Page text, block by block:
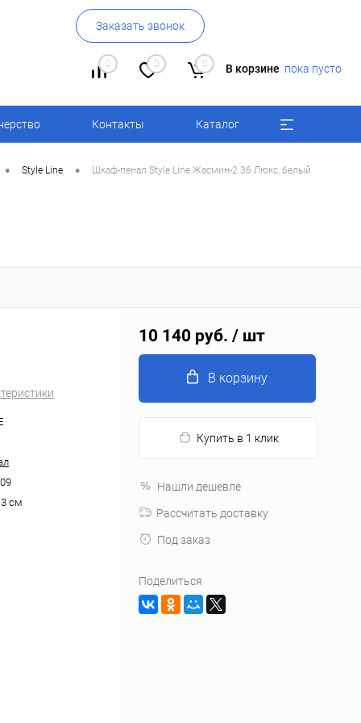
Заказать звонок
0 0 0 В корзине пока пусто
Контакты Каталог
• Style Line • Шкаф-пенал Style Line Жасмин-2 36 Люкс, белый
см
10 140 руб. / шт
В корзину
Купить в 1 клик
Нашли дешевле
Рассчитать доставку
Под заказ
Поделиться